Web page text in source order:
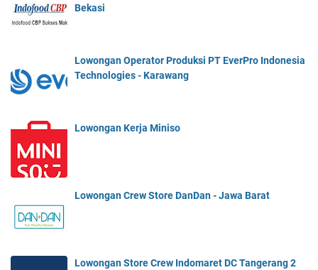
Bekasi
Lowongan Operator Produksi PT EverPro Indonesia
Technologies - Karawang
Lowongan Kerja Miniso
Lowongan Crew Store DanDan - Jawa Barat
Lowongan Store Crew Indomaret DC Tangerang 2